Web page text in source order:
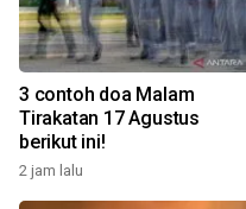
3 contoh doa Malam
Tirakatan 17 Agustus
berikut ini!
2 jam lalu